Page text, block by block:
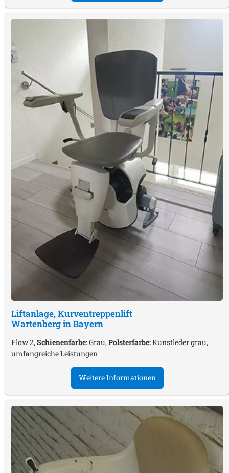
Liftanlage, Kurventreppenlift
Wartenberg in Bayern
Flow 2,Schienenfarbe:Grau,Polsterfarbe:Kunstleder grau,
umfangreiche Leistungen
Weitere Informationen